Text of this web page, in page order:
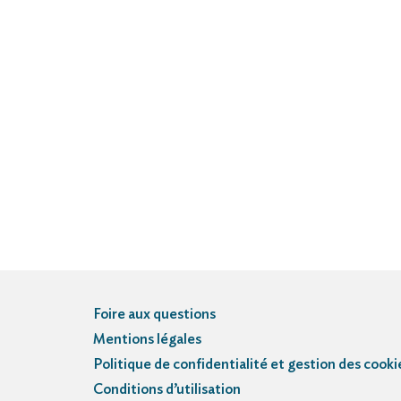
Foire aux questions
Mentions légales
Politique de confidentialité et gestion des
Conditions d’utilisation